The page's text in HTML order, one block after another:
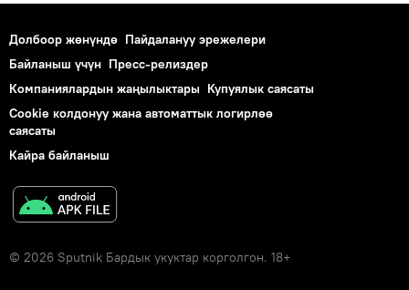
Долбоор жөнүндө Пайдалануу эрежелери
Байланыш үчүн Пресс-релиздер
Компаниялардын жаңылыктары Купуялык саясаты
Cookie колдонуу жана автоматтык логирлөө
саясаты
Кайра байланыш
© 2026 Sputnik Бардык укуктар корголгон. 18+